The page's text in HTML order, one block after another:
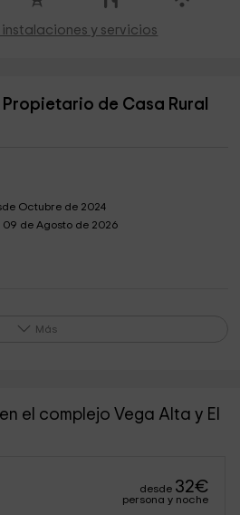
y servicios
de Casa Rural
Octubre de 2024
de Agosto de 2026
Más
el complejo Vega Alta y El
desde 32€
persona y noche